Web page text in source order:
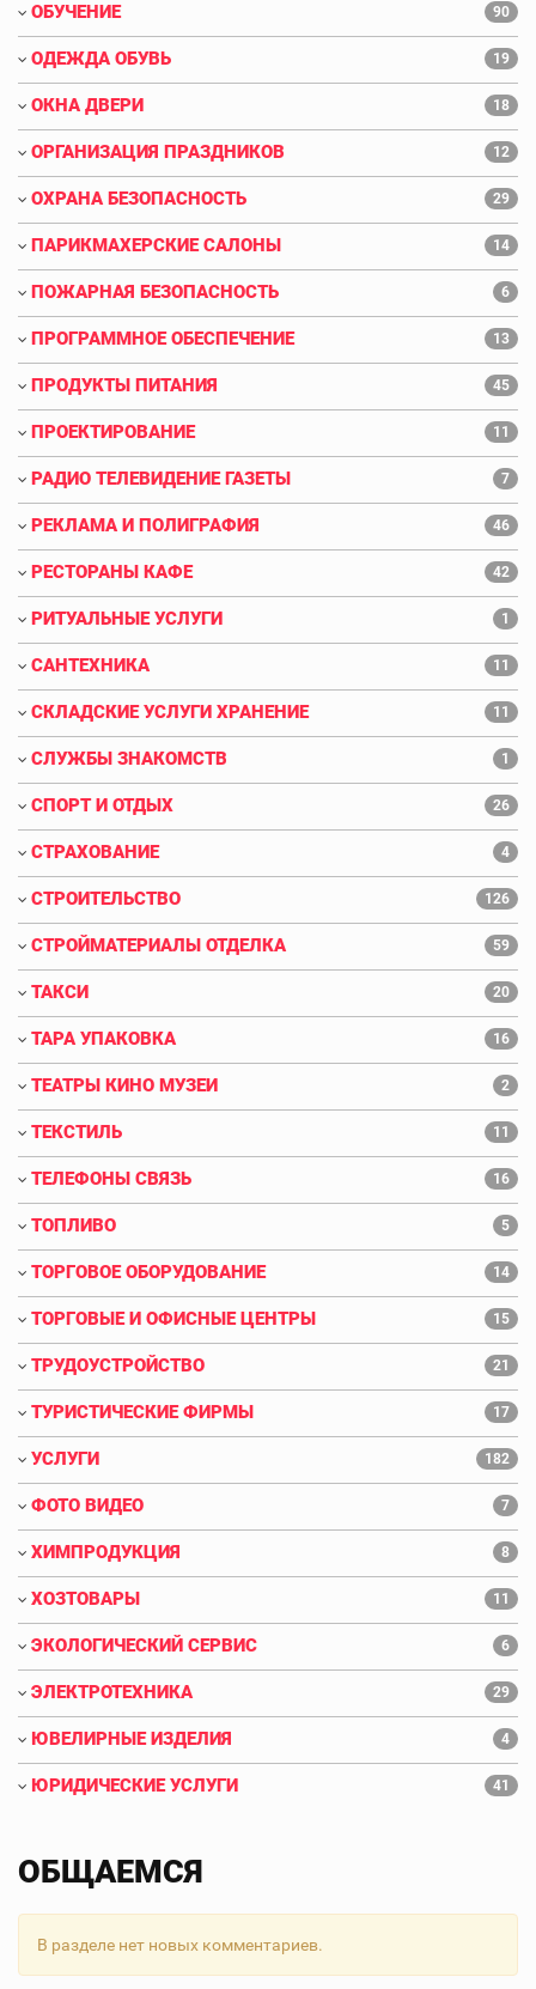
ОБУЧЕНИЕ 90
ОДЕЖДА ОБУВЬ 19
ОКНА ДВЕРИ 18
ОРГАНИЗАЦИЯ ПРАЗДНИКОВ 12
ОХРАНА БЕЗОПАСНОСТЬ 29
ПАРИКМАХЕРСКИЕ САЛОНЫ 14
ПОЖАРНАЯ БЕЗОПАСНОСТЬ 6
ПРОГРАММНОЕ ОБЕСПЕЧЕНИЕ 13
ПРОДУКТЫ ПИТАНИЯ 45
ПРОЕКТИРОВАНИЕ 11
РАДИО ТЕЛЕВИДЕНИЕ ГАЗЕТЫ 7
РЕКЛАМА И ПОЛИГРАФИЯ 46
РЕСТОРАНЫ КАФЕ 42
РИТУАЛЬНЫЕ УСЛУГИ 1
САНТЕХНИКА 11
СКЛАДСКИЕ УСЛУГИ ХРАНЕНИЕ 11
СЛУЖБЫ ЗНАКОМСТВ 1
СПОРТ И ОТДЫХ 26
СТРАХОВАНИЕ 4
СТРОИТЕЛЬСТВО 126
СТРОЙМАТЕРИАЛЫ ОТДЕЛКА 59
ТАКСИ 20
ТАРА УПАКОВКА 16
ТЕАТРЫ КИНО МУЗЕИ 2
ТЕКСТИЛЬ 11
ТЕЛЕФОНЫ СВЯЗЬ 16
ТОПЛИВО 5
ТОРГОВОЕ ОБОРУДОВАНИЕ 14
ТОРГОВЫЕ И ОФИСНЫЕ ЦЕНТРЫ 15
ТРУДОУСТРОЙСТВО 21
ТУРИСТИЧЕСКИЕ ФИРМЫ 17
УСЛУГИ 182
ФОТО ВИДЕО 7
ХИМПРОДУКЦИЯ 8
ХОЗТОВАРЫ 11
ЭКОЛОГИЧЕСКИЙ СЕРВИС 6
ЭЛЕКТРОТЕХНИКА 29
ЮВЕЛИРНЫЕ ИЗДЕЛИЯ 4
ЮРИДИЧЕСКИЕ УСЛУГИ 41
ОБЩАЕМСЯ
В разделе нет новых комментариев.